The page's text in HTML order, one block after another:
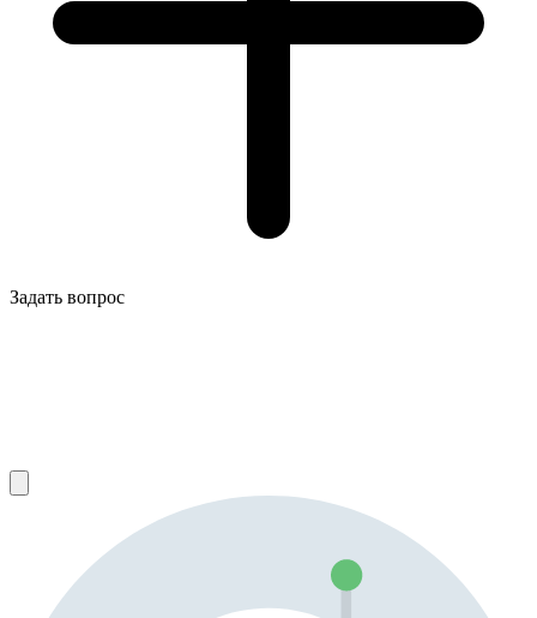
Задать вопрос